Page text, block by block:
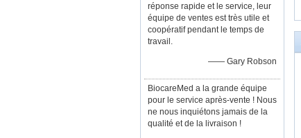
réponse rapide et le service, leur
équipe de ventes est très utile et
coopératif pendant le temps de
travail.
—— Gary Robson
BiocareMed a la grande équipe
pour le service après-vente ! Nous
ne nous inquiétons jamais de la
qualité et de la livraison !